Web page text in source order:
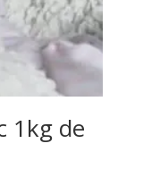
1kg de